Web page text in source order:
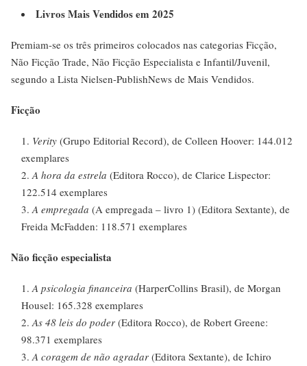
Livros Mais Vendidos em 2025
Premiam-se os três primeiros colocados nas categorias Ficção,
Não Ficção Trade, Não Ficção Especialista e Infantil/Juvenil,
segundo a Lista Nielsen-PublishNews de Mais Vendidos.
Ficção
Verity (Grupo Editorial Record), de Colleen Hoover: 144.012
exemplares
A hora da estrela (Editora Rocco), de Clarice Lispector:
122.514 exemplares
A empregada (A empregada – livro 1) (Editora Sextante), de
Freida McFadden: 118.571 exemplares
Não ficção especialista
A psicologia financeira (HarperCollins Brasil), de Morgan
Housel: 165.328 exemplares
As 48 leis do poder (Editora Rocco), de Robert Greene:
98.371 exemplares
A coragem de não agradar (Editora Sextante), de Ichiro